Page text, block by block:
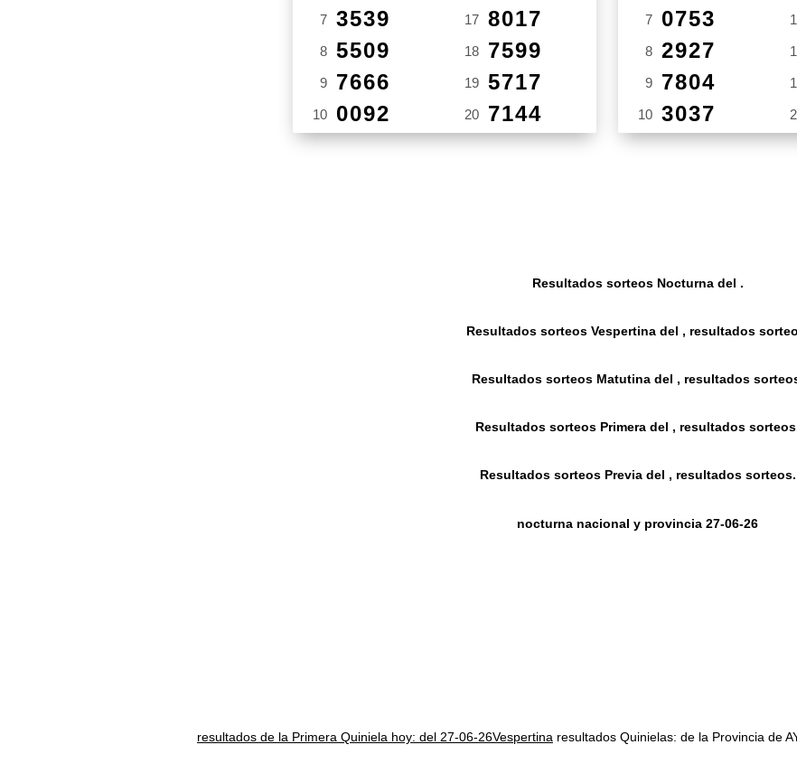
7 3539
8 5509
9 7666
10 0092
17 8017
18 7599
19 5717
20 7144
7 0753
8 2927
9 7804
10 3037
Resultados sorteos Nocturna del .
Resultados sorteos Vespertina del , resultados
Resultados sorteos Matutina del , resultados
Resultados sorteos Primera del , resultados
Resultados sorteos Previa del , resultados sorteos.
nocturna nacional y provincia 27-06-26
resultados de la Primera Quiniela hoy: del 27-06-26Vespertina resultados Quinielas: de la Provincia de